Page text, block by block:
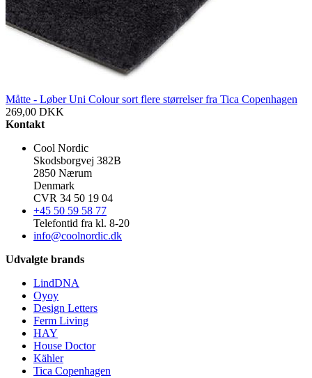
Måtte - Løber Uni Colour sort flere størrelser fra Tica Copenhagen
269,00 DKK
Kontakt
Cool Nordic
Skodsborgvej 382B
2850 Nærum
Denmark
CVR 34 50 19 04
+45 50 59 58 77
Telefontid fra kl. 8-20
info@coolnordic.dk
Udvalgte brands
LindDNA
Oyoy
Design Letters
Ferm Living
HAY
House Doctor
Kähler
Tica Copenhagen